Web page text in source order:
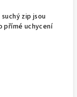
zip jsou
přímé uchycení